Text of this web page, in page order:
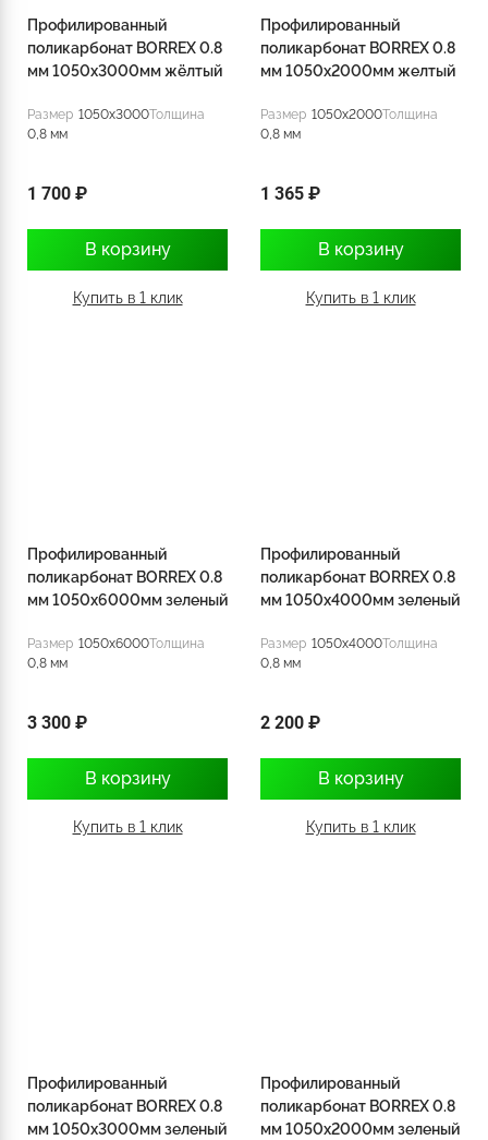
Профилированный
поликарбонат BORREX 0.8
мм 1050х3000мм жёлтый
Размер 1050x3000Толщина
0,8 мм
1 700 ₽
В корзину
Купить в 1 клик
Профилированный
поликарбонат BORREX 0.8
мм 1050х2000мм желтый
Размер 1050x2000Толщина
0,8 мм
1 365 ₽
В корзину
Купить в 1 клик
Профилированный
поликарбонат BORREX 0.8
мм 1050х6000мм зеленый
Размер 1050x6000Толщина
0,8 мм
3 300 ₽
В корзину
Купить в 1 клик
Профилированный
поликарбонат BORREX 0.8
мм 1050х4000мм зеленый
Размер 1050x4000Толщина
0,8 мм
2 200 ₽
В корзину
Купить в 1 клик
Профилированный
поликарбонат BORREX 0.8
мм 1050х3000мм зеленый
Профилированный
поликарбонат BORREX 0.8
мм 1050х2000мм зеленый